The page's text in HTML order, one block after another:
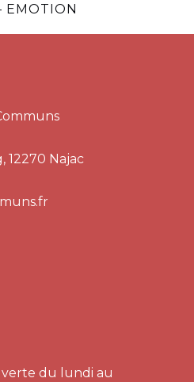
EMOTION
12270 Najac
du lundi au